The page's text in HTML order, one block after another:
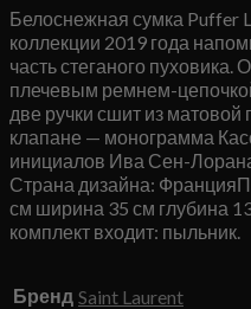
Белоснежная сумка Puffer
коллекции 2019 года
часть стеганого
плечевым ремнем-
две ручки сшит из
клапане — монограмма
инициалов Ива Сен-
Страна дизайна:
см ширина 35 см глубина
комплект входит: пыльник.
Бренд Saint Laurent